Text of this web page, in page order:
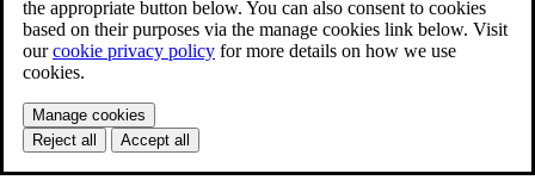
the appropriate button below. You can also consent to cookies
based on their purposes via the manage cookies link below. Visit
ourcookie privacy policy for more details on how we use
cookies.
Manage cookies
Reject all
Accept all